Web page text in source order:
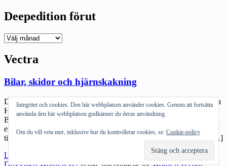
Deepedition förut
Deepedition
Vectra
Bilar, skidor och hjärnskakning
Dagen började på bilverkstaden. I måndags började Röda Faran aka
Hangarfartyget (Opel Vectran) att tjuvstanna. Igår ringde jag Carlia
Bil. Det är vår bilfirma sedan många år, och vi gillar dem – förutom
en av farbröderna på verkstaden som sällan är speciellt
tillmötesgående. Jag fick dock åka in så de kunde se vad det var […]
Läs mer
skidor
Drivs med WordPress |Tema: Intergalactic avWordPress.com.
Integritet och cookies: Den här webbplatsen använder cookies. Genom att fortsätta
använda den här webbplatsen godkänner du deras användning.
Om du vill veta mer, inklusive hur du kontrollerar cookies, se: Cookie-policy